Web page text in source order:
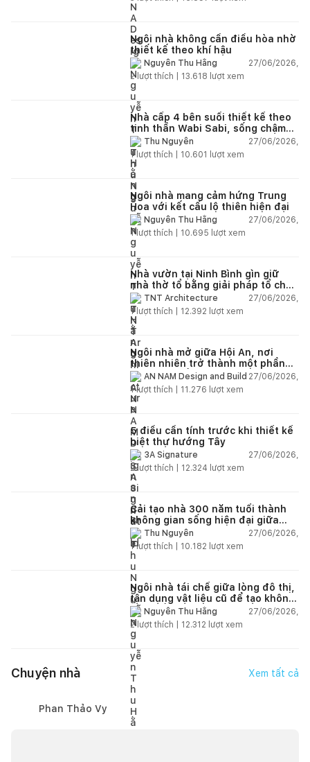
Ngôi nhà không cần điều hòa nhờ
thiết kế theo khí hậu
Nguyễn Thu Hằng
27/06/2026,
2lượt thích | 13.618 lượt xem
Nhà cấp 4 bên suối thiết kế theo
tinh thần Wabi Sabi, sống chậm
giữa thiên nhiên
Thu Nguyễn
27/06/2026,
1lượt thích | 10.601 lượt xem
Ngôi nhà mang cảm hứng Trung
Hoa với kết cấu lộ thiên hiện đại
Nguyễn Thu Hằng
27/06/2026,
1lượt thích | 10.695 lượt xem
Nhà vườn tại Ninh Bình gìn giữ
nhà thờ tổ bằng giải pháp tổ chức
lại không gian
TNT Architecture
27/06/2026,
1lượt thích | 12.392 lượt xem
Ngôi nhà mở giữa Hội An, nơi
thiên nhiên trở thành một phần
của cuộc sống
AN NAM Design and Build 27/06/2026,
1lượt thích | 11.276 lượt xem
5 điều cần tính trước khi thiết kế
biệt thự hướng Tây
3A Signature
27/06/2026,
2lượt thích | 12.324 lượt xem
Cải tạo nhà 300 năm tuổi thành
không gian sống hiện đại giữa
thiên nhiên
Thu Nguyễn
27/06/2026,
1lượt thích | 10.182 lượt xem
Ngôi nhà tái chế giữa lòng đô thị,
tận dụng vật liệu cũ để tạo không
gian sống linh hoạt
Nguyễn Thu Hằng
27/06/2026,
2lượt thích | 12.312 lượt xem
Chuyện nhà Xem tất cả
Phan Thảo Vy